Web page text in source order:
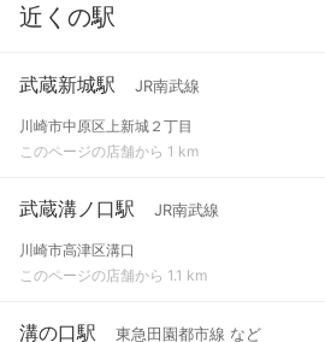
近くの駅
武蔵新城駅 JR南武線
川崎市中原区上新城２丁目
このページの店舗から 1 km
武蔵溝ノ口駅 JR南武線
川崎市高津区溝口
このページの店舗から 1.1 km
溝の口駅 東急田園都市線 など